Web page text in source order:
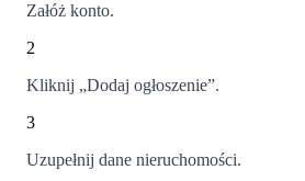
Załóż konto.
2
Kliknij „Dodaj ogłoszenie”.
3
Uzupełnij dane nieruchomości.